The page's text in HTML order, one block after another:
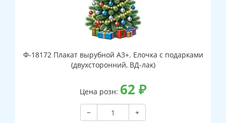
Ф-18172 Плакат вырубной А3+. Елочка с подарками
(двухсторонний, ВД-лак)
Цена розн: 62 ₽
−
+